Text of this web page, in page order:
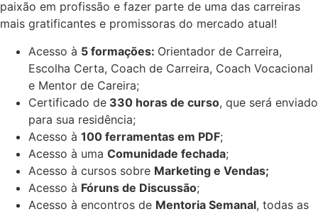
paixão em profissão e fazer parte de uma das carreiras
mais gratificantes e promissoras do mercado atual!
Acesso à 5 formações: Orientador de Carreira,
Escolha Certa, Coach de Carreira, Coach Vocacional
e Mentor de Careira;
Certificado de 330 horas de curso, que será enviado
para sua residência;
Acesso à 100 ferramentas em PDF;
Acesso à uma Comunidade fechada;
Acesso à cursos sobre Marketing e Vendas;
Acesso à Fóruns de Discussão;
Acesso à encontros de Mentoria Semanal, todas as